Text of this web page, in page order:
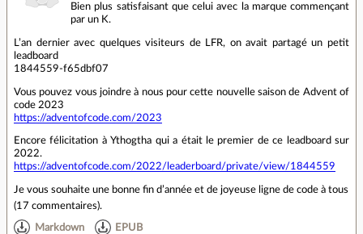
Bien plus satisfaisant que celui avec la marque commençant
par un K.
L’an dernier avec quelques visiteurs de LFR, on avait partagé un petit
leadboard
1844559-f65dbf07
Vous pouvez vous joindre à nous pour cette nouvelle saison de Advent of
code 2023
https://adventofcode.com/2023
Encore félicitation à Ythogtha qui a était le premier de ce leadboard sur
2022.
https://adventofcode.com/2022/leaderboard/private/view/1844559
Je vous souhaite une bonne fin d’année et de joyeuse ligne de code à tous
(17 commentaires).
Markdown EPUB